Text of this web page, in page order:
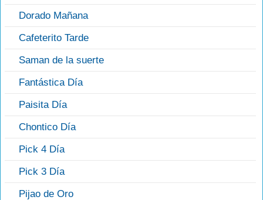
Dorado Mañana
Cafeterito Tarde
Saman de la suerte
Fantástica Día
Paisita Día
Chontico Día
Pick 4 Día
Pick 3 Día
Pijao de Oro